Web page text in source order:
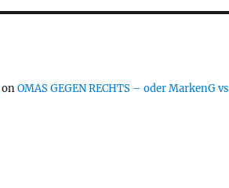
onOMAS GEGEN RECHTS – oder MarkenG vs